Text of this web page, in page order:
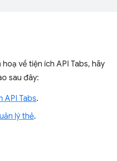
về tiện ích API Tabs, hãy
sau đây:
API Tabs.
lý thẻ.